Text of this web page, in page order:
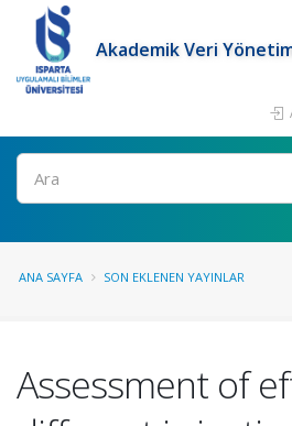
Akademik Veri
Ara
ANA SAYFA SON EKLENEN YAYINLAR
Assessment of